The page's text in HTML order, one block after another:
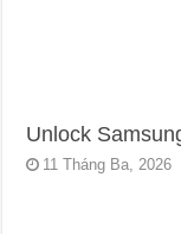
Unlock
11 Tháng Ba, 2026